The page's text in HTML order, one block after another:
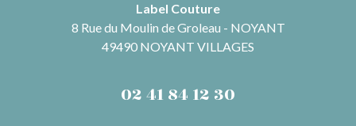
Label Couture
8 Rue du Moulin de Groleau - NOYANT
49490 NOYANT VILLAGES
02 41 84 12 30